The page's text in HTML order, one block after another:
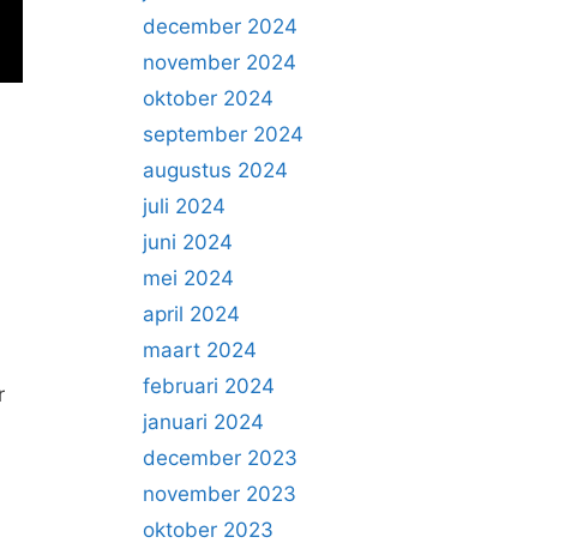
december 2024
november 2024
oktober 2024
september 2024
augustus 2024
juli 2024
juni 2024
mei 2024
april 2024
maart 2024
februari 2024
januari 2024
december 2023
november 2023
oktober 2023